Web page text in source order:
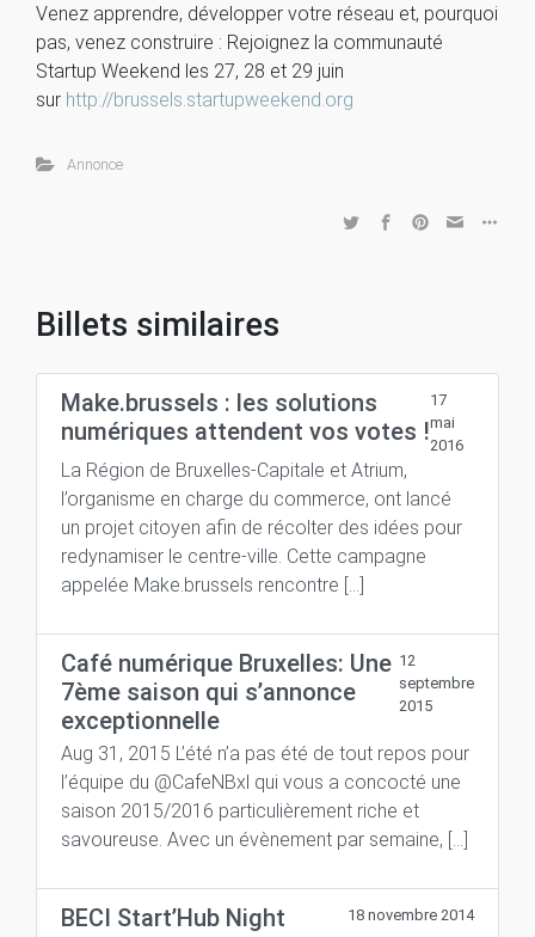
Venez apprendre, développer votre réseau et, pourquoi
pas, venez construire : Rejoignez la communauté
Startup Weekend les 27, 28 et 29 juin
sur http://brussels.startupweekend.org
Annonce
Billets similaires
Make.brussels : les solutions
numériques attendent vos votes !
17
mai
2016
La Région de Bruxelles-Capitale et Atrium,
l’organisme en charge du commerce, ont lancé
un projet citoyen afin de récolter des idées pour
redynamiser le centre-ville. Cette campagne
appelée Make.brussels rencontre […]
Café numérique Bruxelles: Une
7ème saison qui s’annonce
exceptionnelle
12
septembre
2015
Aug 31, 2015 L’été n’a pas été de tout repos pour
l’équipe du @CafeNBxl qui vous a concocté une
saison 2015/2016 particulièrement riche et
savoureuse. Avec un évènement par semaine, […]
BECI Start’Hub Night 18 novembre 2014